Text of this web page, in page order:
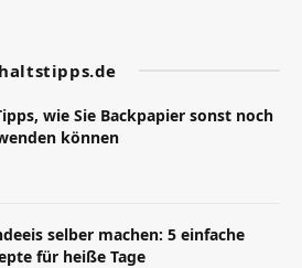
wie Sie Backpapier sonst noch
können
selber machen: 5 einfache
für heiße Tage